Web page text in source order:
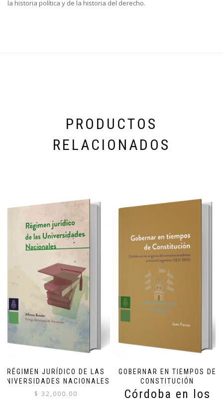
la historia política y de la historia del derecho.
PRODUCTOS
RELACIONADOS
RÉGIMEN JURÍDICO DE LAS
UNIVERSIDADES NACIONALES
$ 32,000.00
GOBERNAR EN TIEMPOS DE
CONSTITUCIÓN
Córdoba en los